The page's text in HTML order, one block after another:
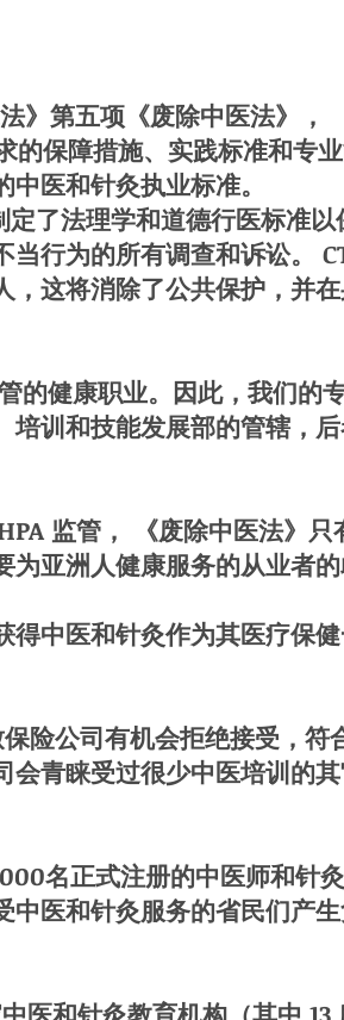
第五项《废除中医法》，
的保障措施、实践标准和专
医和针灸执业标准。
了法理学和道德行医标准以
当行为的所有调查和诉讼。
，这将消除了公共保护，并
健康职业。因此，我们的
培训和技能发展部的管辖，
监管， 《废除中医法》只
亚洲人健康服务的从业者的
中医和针灸作为其医疗保健
公司有机会拒绝接受，符
会青睐受过很少中医培训的
名正式注册的中医师和针
中医和针灸服务的省民们产